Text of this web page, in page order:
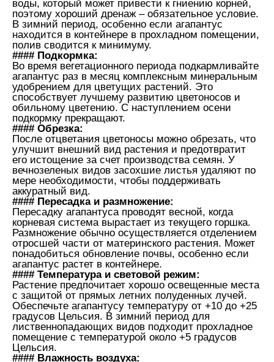
воды, который может привести к гниению корней,
поэтому хороший дренаж – обязательное условие.
В зимний период, особенно если агапантус
находится в контейнере в прохладном помещении,
полив сводится к минимуму.
#### Подкормка:
Во время вегетационного периода подкармливайте
агапантус раз в месяц комплексным минеральным
удобрением для цветущих растений. Это
способствует лучшему развитию цветоносов и
обильному цветению. С наступлением осени
подкормку прекращают.
#### Обрезка:
После отцветания цветоносы можно обрезать, что
улучшит внешний вид растения и предотвратит
его истощение за счет производства семян. У
вечнозеленых видов засохшие листья удаляют по
мере необходимости, чтобы поддерживать
аккуратный вид.
#### Пересадка и размножение:
Пересадку агапантуса проводят весной, когда
корневая система вырастает из текущего горшка.
Размножение обычно осуществляется отделением
отросшей части от материнского растения. Может
понадобиться обновление почвы, особенно если
агапантус растет в контейнере.
#### Температура и световой режим:
Растение предпочитает хорошо освещенные места
с защитой от прямых летних полуденных лучей.
Обеспечьте агапантусу температуру от +10 до +25
градусов Цельсия. В зимний период для
лиственнопадающих видов подходит прохладное
помещение с температурой около +5 градусов
Цельсия.
#### Влажность воздуха: